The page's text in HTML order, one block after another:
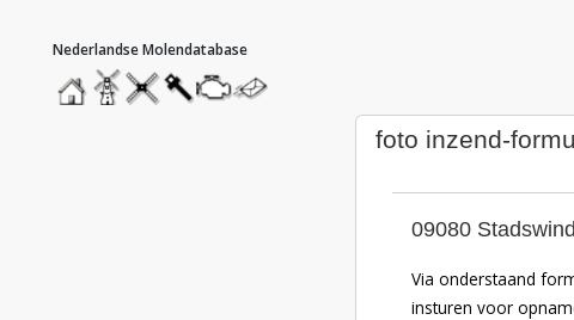
hoofdmenu
homemolendatabase
roedendatabase
assendatabase
motorendatabase
stuur
een
foto inzend-
09080
Via onderstaand
insturen voor